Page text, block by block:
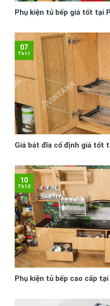
Phụ kiện tủ bếp giá tốt tại
Giá bát đĩa cố định giá tốt
07
Th11
Phụ kiện tủ bếp cao cấp tại
10
Th12